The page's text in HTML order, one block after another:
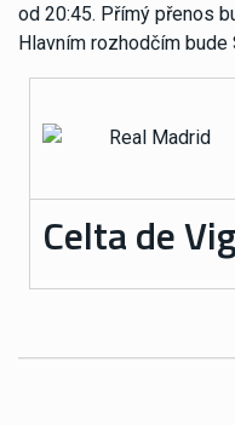
od 20:45. Přímý přenos
Hlavním rozhodčím bude
Celta de